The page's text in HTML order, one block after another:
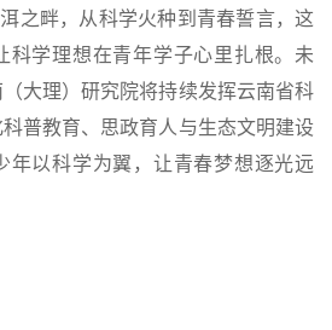
之畔，从科学火种到青春誓言，这
科学理想在青年学子心里扎根。未
大理）研究院将持续发挥云南省科
普教育、思政育人与生态文明建设
年以科学为翼，让青春梦想逐光远